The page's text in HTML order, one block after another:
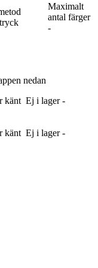
Maximalt
antal färger
-
nedan
känt Ej i lager -
känt Ej i lager -